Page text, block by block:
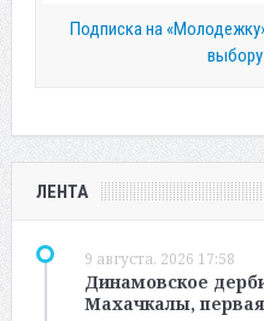
Подписка на
выбору
ЛЕНТА
9 августа, 2026 17:58
Динамовское
Махачкалы,